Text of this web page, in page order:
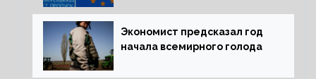
Экономист предсказал год
начала всемирного голода